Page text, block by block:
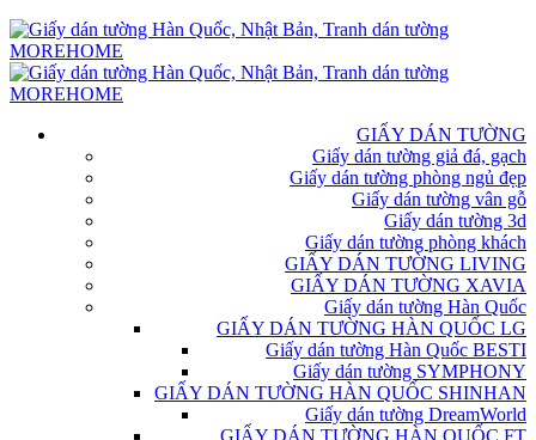
GIẤY DÁN TƯỜNG
Giấy dán tường giả đá, gạch
Giấy dán tường phòng ngủ đẹp
Giấy dán tường vân gỗ
Giấy dán tường 3d
Giấy dán tường phòng khách
GIẤY DÁN TƯỜNG LIVING
GIẤY DÁN TƯỜNG XAVIA
Giấy dán tường Hàn Quốc
GIẤY DÁN TƯỜNG HÀN QUỐC LG
Giấy dán tường Hàn Quốc BESTI
Giấy dán tường SYMPHONY
GIẤY DÁN TƯỜNG HÀN QUỐC SHINHAN
Giấy dán tường DreamWorld
GIẤY DÁN TƯỜNG HÀN QUỐC FT